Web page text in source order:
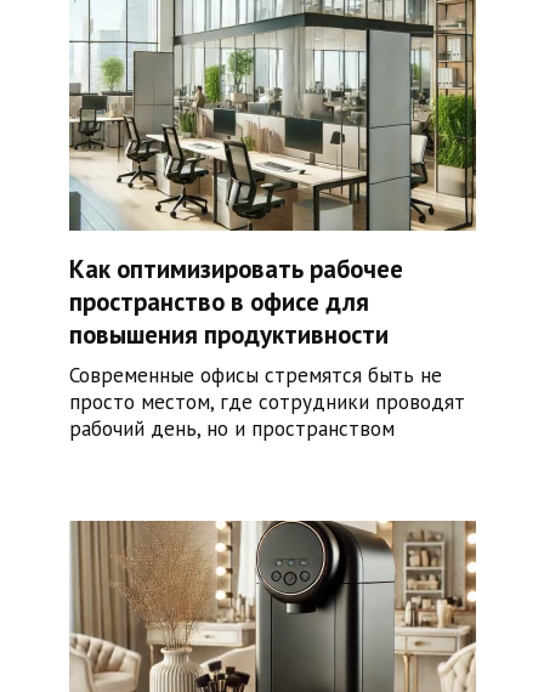
Как оптимизировать рабочее
пространство в офисе для
повышения продуктивности
Современные офисы стремятся быть не
просто местом, где сотрудники проводят
рабочий день, но и пространством